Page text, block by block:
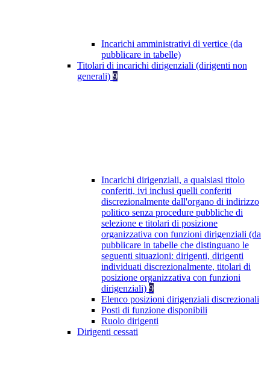
Incarichi amministrativi di vertice (da
pubblicare in tabelle)
Titolari di incarichi dirigenziali (dirigenti non
generali) 9
Incarichi dirigenziali, a qualsiasi titolo
conferiti, ivi inclusi quelli conferiti
discrezionalmente dall'organo di indirizzo
politico senza procedure pubbliche di
selezione e titolari di posizione
organizzativa con funzioni dirigenziali (da
pubblicare in tabelle che distinguano le
seguenti situazioni: dirigenti, dirigenti
individuati discrezionalmente, titolari di
posizione organizzativa con funzioni
dirigenziali) 9
Elenco posizioni dirigenziali discrezionali
Posti di funzione disponibili
Ruolo dirigenti
Dirigenti cessati